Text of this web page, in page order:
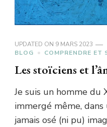
UPDATED ON 9 MARS 2023
BLOG
COMPRENDRE ET
Les stoïciens et
Je suis un homme du
immergé même, dans
jamais osé (ni pu)